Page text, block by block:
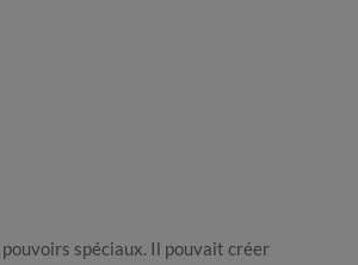
spéciaux. Il pouvait créer